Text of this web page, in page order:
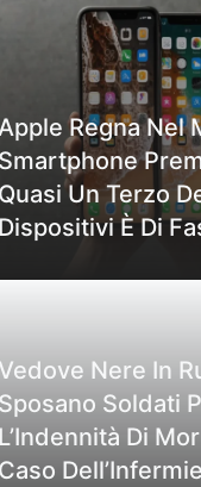
Apple Regna Nel
Smartphone
Quasi Un Terzo
Dispositivi È Di
Vedove Nere In
Sposano Soldati
L’Indennità Di
Caso